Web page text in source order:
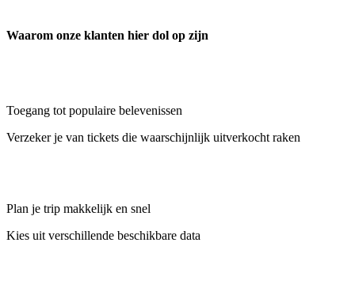
Waarom onze klanten hier dol op zijn
Toegang tot populaire belevenissen
Verzeker je van tickets die waarschijnlijk uitverkocht raken
Plan je trip makkelijk en snel
Kies uit verschillende beschikbare data